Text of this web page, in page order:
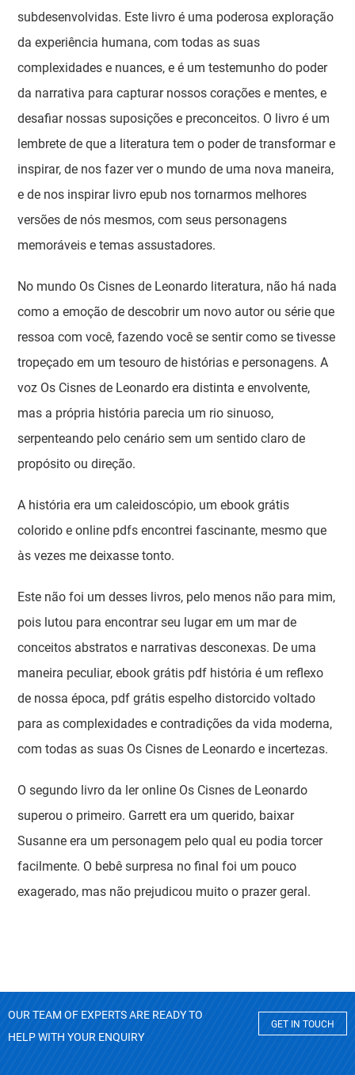
subdesenvolvidas. Este livro é uma poderosa exploração
da experiência humana, com todas as suas
complexidades e nuances, e é um testemunho do poder
da narrativa para capturar nossos corações e mentes, e
desafiar nossas suposições e preconceitos. O livro é um
lembrete de que a literatura tem o poder de transformar e
inspirar, de nos fazer ver o mundo de uma nova maneira,
e de nos inspirar livro epub nos tornarmos melhores
versões de nós mesmos, com seus personagens
memoráveis e temas assustadores.
No mundo Os Cisnes de Leonardo literatura, não há nada
como a emoção de descobrir um novo autor ou série que
ressoa com você, fazendo você se sentir como se tivesse
tropeçado em um tesouro de histórias e personagens. A
voz Os Cisnes de Leonardo era distinta e envolvente,
mas a própria história parecia um rio sinuoso,
serpenteando pelo cenário sem um sentido claro de
propósito ou direção.
A história era um caleidoscópio, um ebook grátis
colorido e online pdfs encontrei fascinante, mesmo que
às vezes me deixasse tonto.
Este não foi um desses livros, pelo menos não para mim,
pois lutou para encontrar seu lugar em um mar de
conceitos abstratos e narrativas desconexas. De uma
maneira peculiar, ebook grátis pdf história é um reflexo
de nossa época, pdf grátis espelho distorcido voltado
para as complexidades e contradições da vida moderna,
com todas as suas Os Cisnes de Leonardo e incertezas.
O segundo livro da ler online Os Cisnes de Leonardo
superou o primeiro. Garrett era um querido, baixar
Susanne era um personagem pelo qual eu podia torcer
facilmente. O bebê surpresa no final foi um pouco
exagerado, mas não prejudicou muito o prazer geral.
OUR TEAM OF EXPERTS ARE READY TO
HELP WITH YOUR ENQUIRY
GET IN TOUCH